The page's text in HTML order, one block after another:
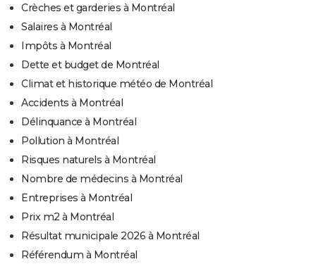
Crèches et garderies à Montréal
Salaires à Montréal
Impôts à Montréal
Dette et budget de Montréal
Climat et historique météo de Montréal
Accidents à Montréal
Délinquance à Montréal
Pollution à Montréal
Risques naturels à Montréal
Nombre de médecins à Montréal
Entreprises à Montréal
Prix m2 à Montréal
Résultat municipale 2026 à Montréal
Référendum à Montréal